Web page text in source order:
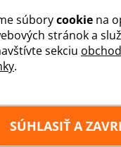
súborycookie na
stránok a
sekciu
.
SÚHLASIŤ A
vlajky SR,